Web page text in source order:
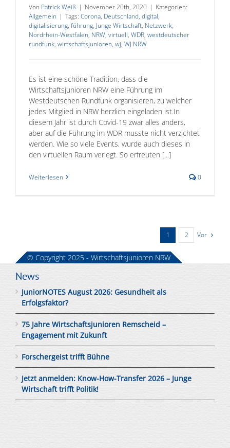
Von Patrick Weiß | November 20th, 2020 | Kategorien:
Allgemein | Tags: Corona, Deutschland, digital,
digitalisierung, führung, Junge Wirtschaft, Netzwerk,
Nordrhein-Westfalen, NRW, virtuell, WDR, westdeutscher
rundfunk, wirtschaftsjunioren, wj, WJ NRW
Es ist eine schöne Tradition, dass die
Wirtschaftsjunioren NRW eine Führung im
Westdeutschen Rundfunk organisieren, zu welcher
jedes Mitglied in NRW herzlich eingeladen ist.In
diesem Jahr ist durch Covid-19 zwar alles anders,
aber auf die Führung im WDR musste nicht verzichtet
werden. Wie so viele Events, wurde auch dieses in
den virtuellen Raum verlegt. So erfreuten [...]
Weiterlesen 0
1 2 Vor
News
JuniorNOTES August 2026: Gesundheit als
Erfolgsfaktor?
75 Jahre Wirtschaftsjunioren Remscheid –
Engagement mit Zukunft
Forschergeist trifft Bühne
Jetzt anmelden: Know-How-Transfer 2026 – Junge
Wirtschaft trifft Politik!
© Copyright 2025 - Wirtschaftsjunioren NRW